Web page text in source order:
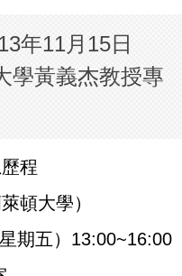
年11月15日
學黃義杰教授專
程
頓大學）
期五）13:00~16:00